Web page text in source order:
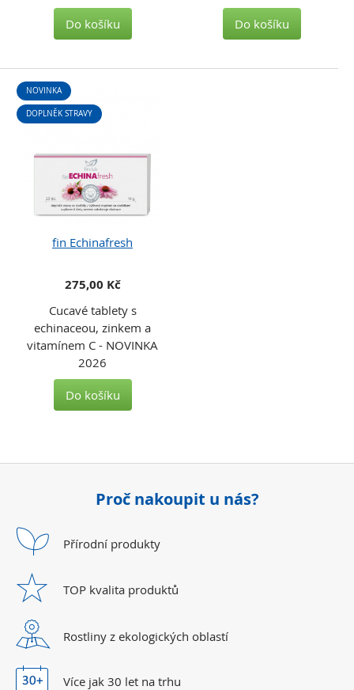
Do košíku Do košíku
fin Echinafresh
NOVINKA
DOPLNĚK STRAVY
275,00 Kč
Cucavé tablety s
echinaceou, zinkem a
vitamínem C - NOVINKA
2026
Do košíku
Proč nakoupit u nás?
Přírodní produkty
TOP kvalita produktů
Rostliny z ekologických oblastí
Více jak 30 let na trhu